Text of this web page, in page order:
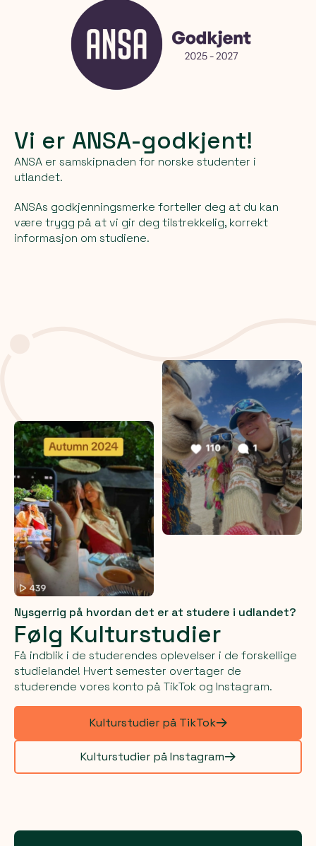
Vi er ANSA-godkjent!
ANSA er samskipnaden for norske studenter i
utlandet.
ANSAs godkjenningsmerke forteller deg at du kan
være trygg på at vi gir deg tilstrekkelig, korrekt
informasjon om studiene.
Nysgerrig på hvordan det er at studere i udlandet?
Følg Kulturstudier
Få indblik i de studerendes oplevelser i de forskellige
studielande! Hvert semester overtager de
studerende vores konto på TikTok og Instagram.
Kulturstudier på TikTok
Kulturstudier på Instagram